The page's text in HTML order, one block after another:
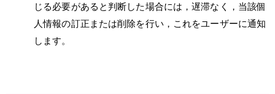
じる必要があると判断した場合には，遅滞なく，当該個
人情報の訂正または削除を行い，これをユーザーに通知
します。